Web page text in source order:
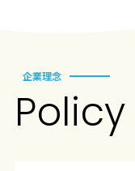
企業理念
Policy